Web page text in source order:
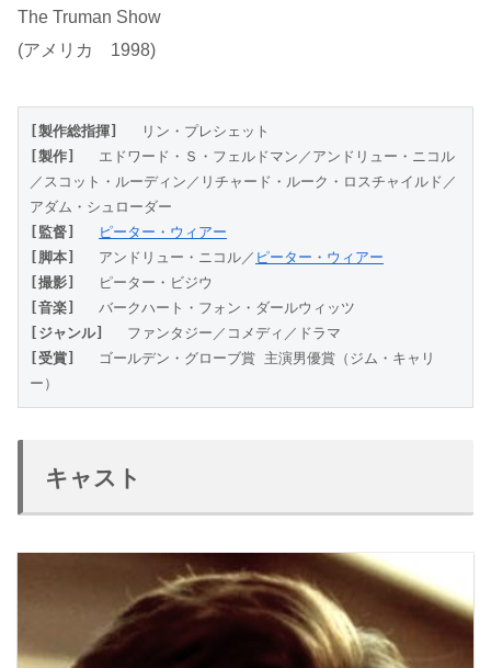
The Truman Show
(アメリカ 1998)
[製作総指揮]
リン・プレシェット
[製作]
エドワード・Ｓ・フェルドマン／アンドリュー・ニコル
／スコット・ルーディン／リチャード・ルーク・ロスチャイルド／
アダム・シュローダー
[監督]
ピーター・ウィアー
[脚本]
アンドリュー・ニコル／ ピーター・ウィアー
[撮影]
ピーター・ビジウ
[音楽]
バークハート・フォン・ダールウィッツ
[ジャンル]
ファンタジー／コメディ／ドラマ
[受賞]
ゴールデン・グローブ賞 主演男優賞（ジム・キャリ
ー）
キャスト